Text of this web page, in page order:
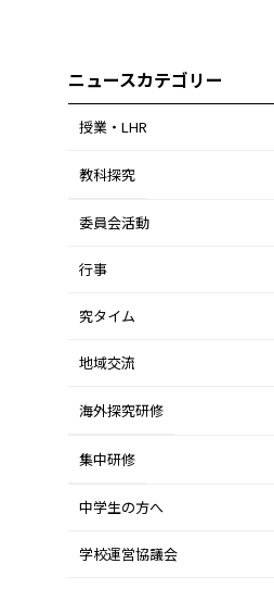
ニュースカテゴリー
授業・LHR
教科探究
スポーツ探究
課題研究
自然探究
数学探究
社会探究
人文探究
委員会活動
行事
究タイム
地域交流
海外探究研修
探究研修
集中研修
集中研修（スポーツ探究科）
集中研修（ビジネス探究科）
中学生の方へ
学校運営協議会